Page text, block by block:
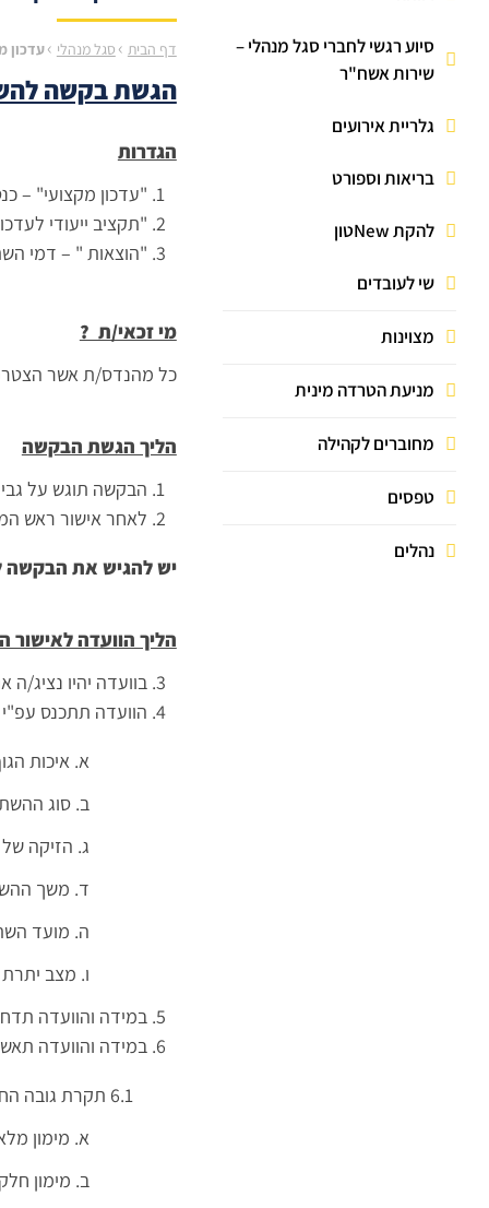
ביטוח ריזיקו
החזרי רישוי וביטוח
עבודה פרטית
פטור / החזר שכר לימוד
ביטוח בריאות קולקטיבי
מילואים
סיוע רגשי לחברי סגל מנהלי –
שירות אשח"ר
גלריית אירועים
בריאות וספורט
להקת Newטון
שי לעובדים
מצוינות
מניעת הטרדה מינית
מחוברים לקהילה
טפסים
נהלים
דף הבית › סגל מנהלי ›עדכון
הגשת בקשה
הגדרות
"עדכון מקצועי" –
"תקציב ייעודי לעדכון מקצועי " –
"הוצאות " – דמי
מי זכאי/ת ?
כל מהנדס/ת אשר הצטרפו להסכם 2021, זכאים להגיש אחת לשנה בקשת יציאה לעדכון מקצועי. לא
הליך הגשת הבקשה
הבקשה תוגש על
לאחר אישור ראש
יש להגיש את
הליך הוועדה
בוועדה יהיו
הוועדה תתכנס
א. איכות
ב. סוג
ג. הזיקה
ד. משך
ה. מועד
ו. מצב יתרת
במידה והוועדה
במידה והוועדה
6.1 תקרת גובה החזר הוצאות ההשתלמות למהנדס/ת עפ"י אחת האופציות (מהחזר ההוצאות ינוכו מיסים כחוק) :
א. מימון
ב. מימון